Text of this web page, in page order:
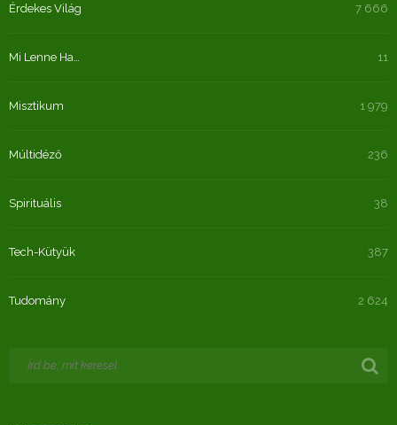
Érdekes Világ 7 666
Mi Lenne Ha… 11
Misztikum 1 979
Múltidéző 236
Spirituális 38
Tech-Kütyük 387
Tudomány 2 624